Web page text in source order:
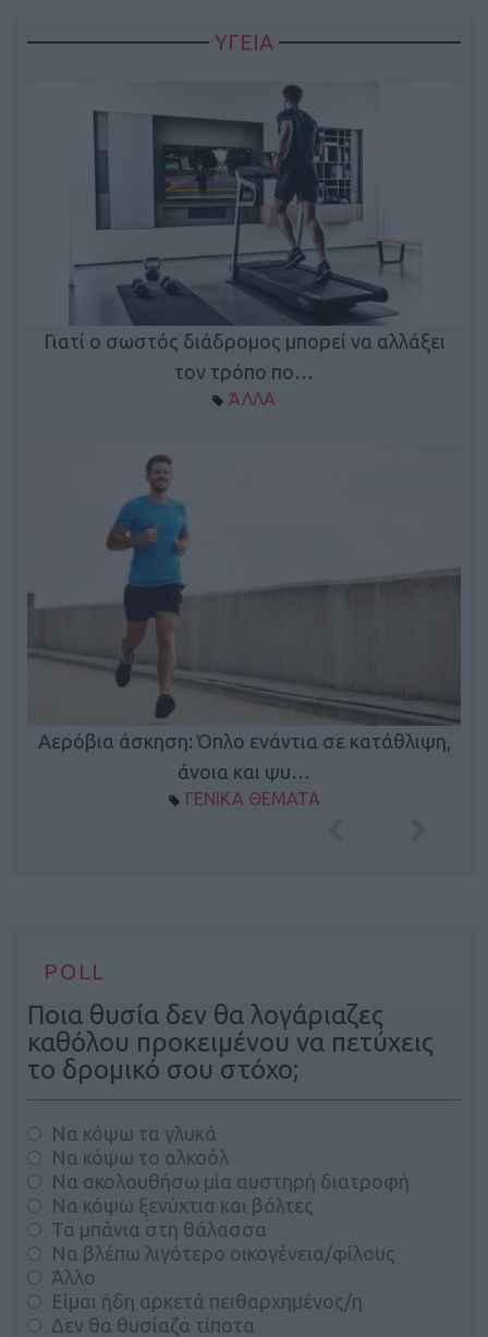
ΥΓΕΙΑ
Γιατί ο σωστός διάδρομος μπορεί να αλλάξει
τον τρόπο πο…
ΆΛΛΑ
Αερόβια άσκηση: Όπλο ενάντια σε κατάθλιψη,
άνοια και ψυ…
ΓΕΝΙΚΑ ΘΕΜΑΤΑ
POLL
Ποια θυσία δεν θα λογάριαζες
καθόλου προκειμένου να πετύχεις
το δρομικό σου στόχο;
Να κόψω τα γλυκά
Να κόψω το αλκοόλ
Να ακολουθήσω μία αυστηρή διατροφή
Να κόψω ξενύχτια και βόλτες
Τα μπάνια στη θάλασσα
Να βλέπω λιγότερο οικογένεια/φίλους
Άλλο
Είμαι ήδη αρκετά πειθαρχημένος/η
Δεν θα θυσίαζα τίποτα